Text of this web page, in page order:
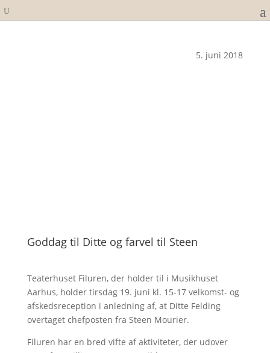
5. juni 2018
Goddag til Ditte og farvel til Steen
Teaterhuset Filuren, der holder til i Musikhuset
Aarhus, holder tirsdag 19. juni kl. 15-17 velkomst- og
afskedsreception i anledning af, at Ditte Felding
overtaget chefposten fra Steen Mourier.
Filuren har en bred vifte af aktiviteter, der udover